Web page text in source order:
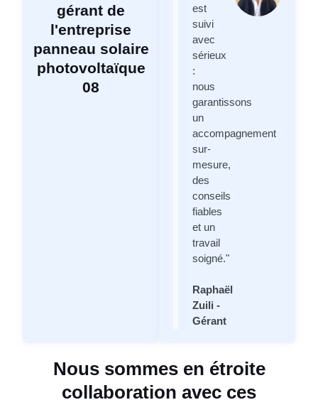
gérant de
l'entreprise
panneau solaire
photovoltaïque
08
est
suivi
avec
sérieux
:
nous
garantissons
un
accompagnement
sur-
mesure,
des
conseils
fiables
et un
travail
soigné."
Raphaël
Zuili -
Gérant
Nous sommes en étroite
collaboration avec ces